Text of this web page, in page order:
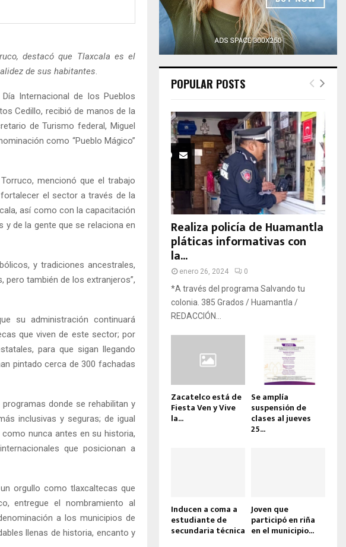
destacó que Tlaxcala es el
de sus habitantes
Internacional de los Pueblos
Cedillo, recibió de manos de la
de Turismo federal, Miguel
como “Pueblo Mágico”
mencionó que el trabajo
el sector a través de la
así como con la capacitación
de la gente que se relaciona en
y tradiciones ancestrales,
también de los extranjeros”,
su administración continuará
que viven de este sector; por
para que sigan llegando
pintado cerca de 300 fachadas
donde se rehabilitan y
inclusivas y seguras; de igual
nunca antes en su historia,
que posicionan a
orgullo como tlaxcaltecas que
entregue el nombramiento al
a los municipios de
llenas de historia, encanto y
POPULAR POSTS
Realiza policía de Huamantla
pláticas informativas con
la...
enero 26, 2024 0
*A través del programa Salvando tu
colonia. 385 Grados / Huamantla /
REDACCIÓN...
Zacatelco está de
Fiesta Ven y Vive
la...
Se amplía
suspensión de
clases al jueves
25...
Inducen a coma a
estudiante de
secundaria técnica
Joven que
participó en riña
en el municipio...